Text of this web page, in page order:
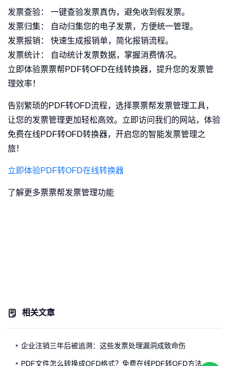
发票查验： 一键查验发票真伪，避免收到假发票。
发票归集： 自动归集您的电子发票，方便统一管理。
发票报销： 快速生成报销单，简化报销流程。
发票统计： 自动统计发票数据，掌握消费情况。
立即体验票票帮PDF转OFD在线转换器，提升您的发票管
理效率！
告别繁琐的PDF转OFD流程，选择票票帮发票管理工具，
让您的发票管理更加轻松高效。立即访问我们的网站，体验
免费在线PDF转OFD转换器，开启您的智能发票管理之
旅！
立即体验PDF转OFD在线转换器
了解更多票票帮发票管理功能
相关文章
企业注销三年后被追溯：这些发票处理漏洞成致命伤
PDF文件怎么转换成OFD格式？免费在线PDF转OFD方法